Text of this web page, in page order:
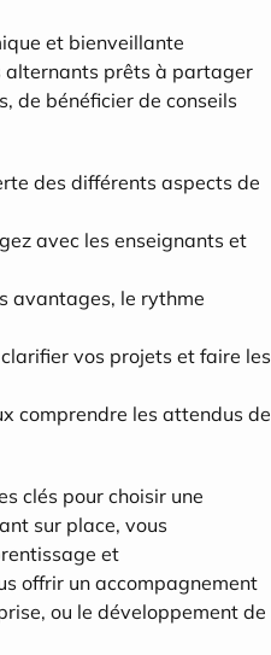
et bienveillante
alternants prêts à partager
de bénéficier de conseils
des différents aspects de
avec les enseignants et
avantages, le rythme
vos projets et faire les
comprendre les attendus de
clés pour choisir une
sur place, vous
et
offrir un accompagnement
ou le développement de